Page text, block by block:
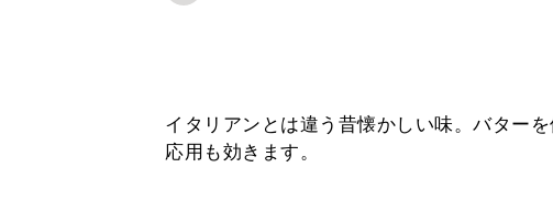
イタリアンとは違う昔懐かしい味。バター
応用も効きます。